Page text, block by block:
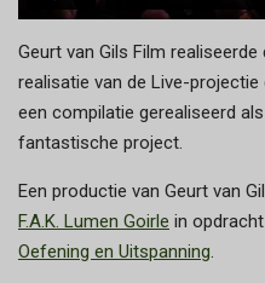
Geurt van Gils Film
realisatie van de Live-
een compilatie gerealiseerd
fantastische project.
Een productie van Geurt van
F.A.K. Lumen Goirle in
Oefening en Uitspanning.